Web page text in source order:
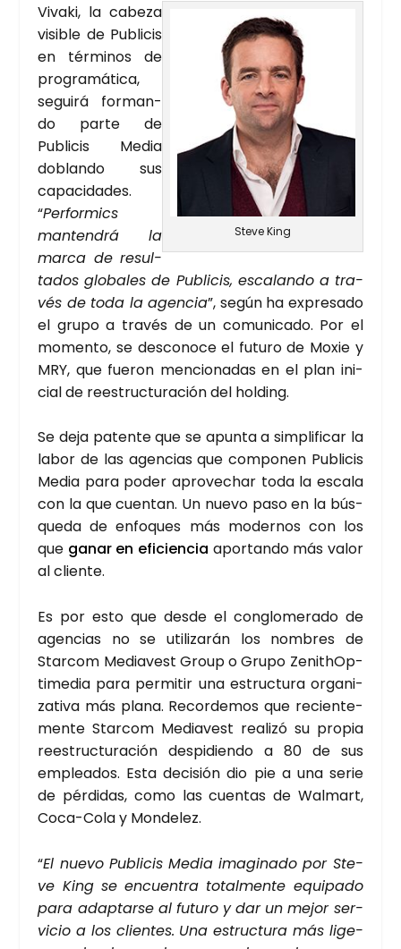
Ste­ve King
Viva­ki, la cabe­za
visi­ble de Publi­cis
en tér­mi­nos de
pro­gra­má­ti­ca,
segui­rá for­man­
do par­te de
Publi­cis Media
doblan­do sus
capa­ci­da­des.
“Per­for­mics
man­ten­drá la
mar­ca de resul­
ta­dos glo­ba­les de Publi­cis, esca­lan­do a tra­
vés de toda la agen­cia”, según ha expre­sa­do
el gru­po a tra­vés de un comu­ni­ca­do. Por el
momen­to, se des­co­no­ce el futu­ro de Moxie y
MRY, que fue­ron men­cio­na­das en el plan ini­
cial de rees­truc­tu­ra­ción del hol­ding.
Se deja paten­te que se apun­ta a sim­pli­fi­car la
labor de las agen­cias que com­po­nen Publi­cis
Media para poder apro­ve­char toda la esca­la
con la que cuen­tan. Un nue­vo paso en la bús­
que­da de enfo­ques más moder­nos con los
que ganar en efi­cien­cia apor­tan­do más valor
al clien­te.
Es por esto que des­de el con­glo­me­ra­do de
agen­cias no se uti­li­za­rán los nom­bres de
Star­com Media­vest Group o Gru­po ZenithOp­
ti­me­dia para per­mi­tir una estruc­tu­ra orga­ni­
za­ti­va más pla­na. Recor­de­mos que recien­te­
men­te Star­com Media­vest reali­zó su pro­pia
rees­truc­tu­ra­ción des­pi­dien­do a 80 de sus
emplea­dos. Esta deci­sión dio pie a una serie
de pér­di­das, como las cuen­tas de Wal­mart,
Coca-Cola y Mon­de­lez.
“El nue­vo Publi­cis Media ima­gi­na­do por Ste­
ve King se encuen­tra total­men­te equi­pa­do
para adap­tar­se al futu­ro y dar un mejor ser­
vi­cio a los clien­tes. Una estruc­tu­ra más lige­